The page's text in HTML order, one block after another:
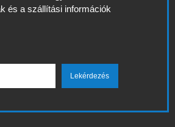
és a szállítási információk